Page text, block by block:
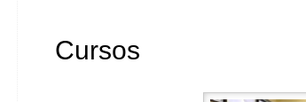
Cursos